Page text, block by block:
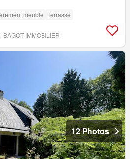
meublé Terrasse
BAGOT IMMOBILIER
12 Photos